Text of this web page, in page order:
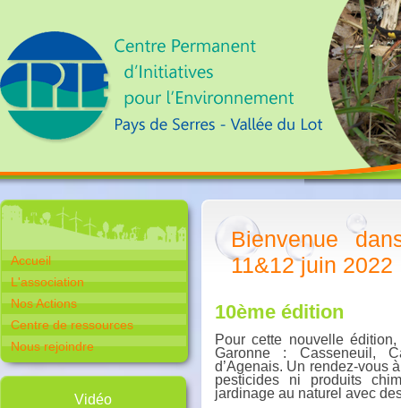
Accueil
L'association
Nos Actions
Centre de ressources
Nous rejoindre
Vidéo
Bienvenue
11&12 juin 2022
10ème édition
Pour cette nouvelle
Garonne : Casseneuil,
d’Agenais. Un rendez-vous
pesticides ni produits
jardinage au naturel avec